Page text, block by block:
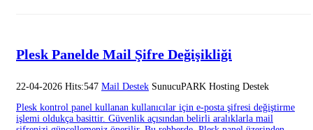
Plesk Panelde Mail Şifre Değişikliği
22-04-2026 Hits:547 Mail Destek SunucuPARK Hosting Destek
Plesk kontrol panel kullanan kullanıcılar için e-posta şifresi değiştirme
işlemi oldukça basittir. Güvenlik açısından belirli aralıklarla mail